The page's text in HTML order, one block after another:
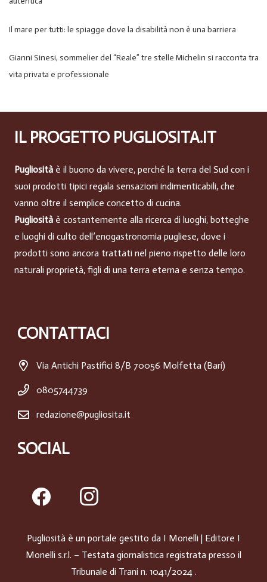
Il mare per tutti: le spiagge dove la disabilità non è una barriera
Gianni Sinesi, sommelier del “Reale” tre stelle Michelin si racconta tra
vita privata e professionale
IL PROGETTO PUGLIOSITA.IT
Pugliosità è il buono da vivere, perché la terra del Sud con i
suoi prodotti tipici regala sensazioni indimenticabili, che
vanno oltre il semplice concetto di cucina.
Pugliosità è costantemente alla ricerca di luoghi, botteghe
e luoghi di culto dell’enogastronomia pugliese, dove i
prodotti sono ancora trattati nel pieno rispetto delle loro
naturali proprietà, figli di una terra eterna e senza tempo.
CONTATTACI
Via Antichi Pastifici 8/B 70056 Molfetta (Bari)
0805744739
redazione@pugliosita.it
SOCIAL
Pugliosità è un portale gestito da I Monelli | Editore I
Monelli s.r.l. – Testata giornalistica registrata presso il
Tribunale di Trani n. 1041/2024 .